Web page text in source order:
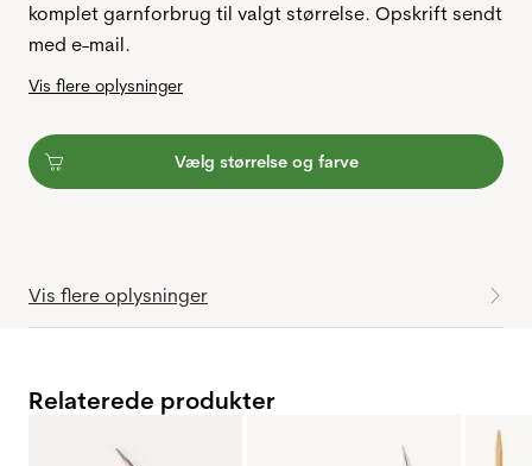
komplet garnforbrug til valgt størrelse. Opskrift sendt
med e-mail.
Vis flere oplysninger
Vælg størrelse og farve
Vis flere oplysninger
Relaterede produkter